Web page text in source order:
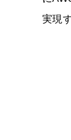
実現